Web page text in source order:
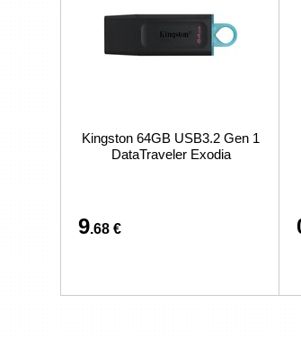
Kingston 64GB USB3.2 Gen 1
DataTraveler Exodia
9.68 €